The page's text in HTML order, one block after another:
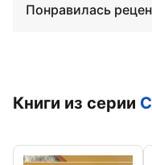
Понравилась
Книги из серии